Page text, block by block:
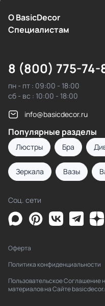
О BasicDecor
Cпециалистам
8 (800) 775-74-
пн - пт : 09:00 - 18:00
сб - вс : 10:00 - 18:00
info@basicdecor.ru
Популярные разделы
Люстры Бра
Зеркала Вазы
Соц. сети
Оферта
Политика конфиденциальности
Пользовательское Соглашение
материалов на Сайте